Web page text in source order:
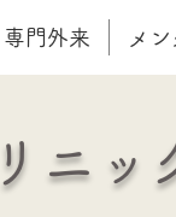
門外来 メ
ニッ